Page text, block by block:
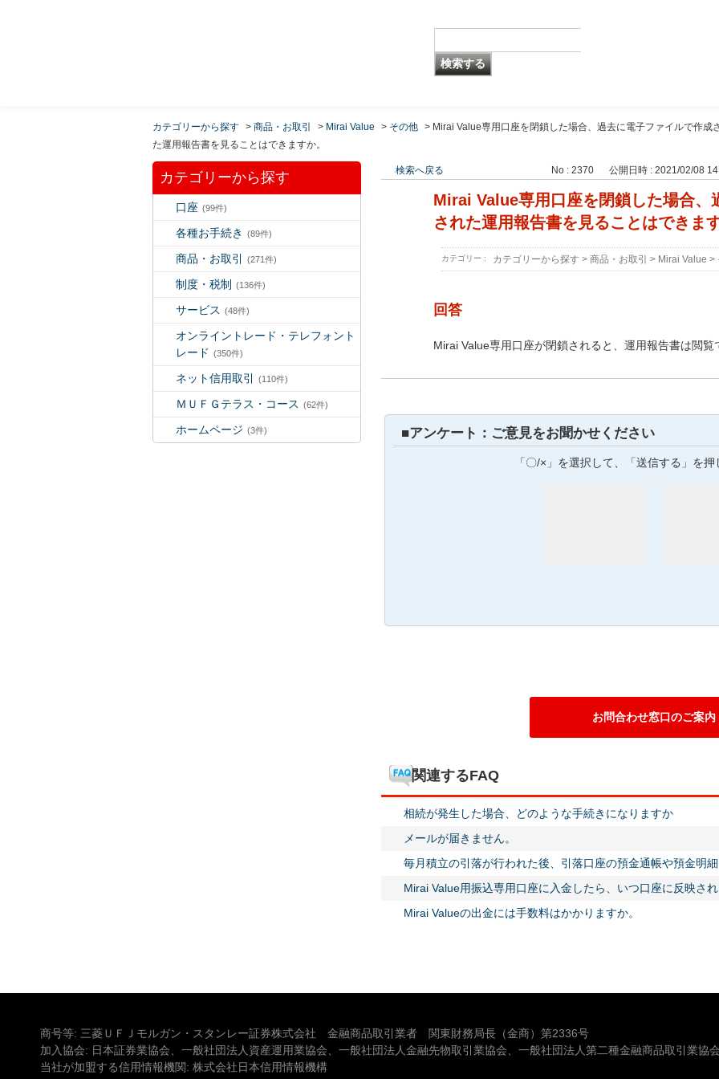
カテゴリーから探す > 商品・お取引 > Mirai Value > その他 > Mirai Value専用口座を閉鎖した場合、過去に電子ファイルで作成
た運用報告書を見ることはできますか。
カテゴリーから探す
口座 (99件)
各種お手続き (89件)
商品・お取引 (271件)
制度・税制 (136件)
サービス (48件)
オンライントレード・テレフォント
レード (350件)
ネット信用取引 (110件)
ＭＵＦＧテラス・コース (62件)
ホームページ (3件)
検索へ戻る No : 2370 公開日時 : 2021/02/08
Mirai Value専用口座を閉鎖した場合、
された運用報告書を見ることはできます
カテゴリー : カテゴリーから探す > 商品・お取引 > Mirai Value >
回答
Mirai Value専用口座が閉鎖されると、運用報告書は閲覧
■アンケート：ご意見をお聞かせください
「〇/×」を選択して、「送信する」を押
お問合わせ窓口のご案内
関連するFAQ
相続が発生した場合、どのような手続きになりますか
メールが届きません。
毎月積立の引落が行われた後、引落口座の預金通帳や預金明細
Mirai Value用振込専用口座に入金したら、いつ口座に反映され
Mirai Valueの出金には手数料はかかりますか。
商号等: 三菱ＵＦＪモルガン・スタンレー証券株式会社 金融商品取引業者 関東財務局長（金商）第2336号
加入協会: 日本証券業協会、一般社団法人資産運用業協会、一般社団法人金融先物取引業協会、一般社団法人第二種金融商品取引業協
当社が加盟する信用情報機関: 株式会社日本信用情報機構